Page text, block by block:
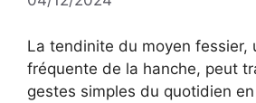
La tendinite du moyen fessier,
fréquente de la hanche, peut
gestes simples du quotidien